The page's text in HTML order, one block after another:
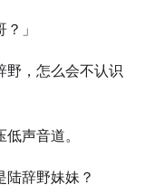
」
野，怎么会不认识
声音道。
陆辞野妹妹？